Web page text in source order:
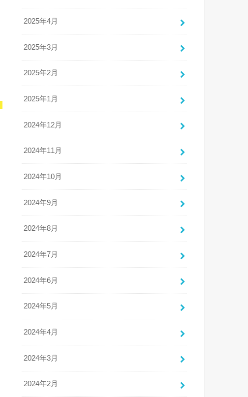
2025年4月
2025年3月
2025年2月
2025年1月
2024年12月
2024年11月
2024年10月
2024年9月
2024年8月
2024年7月
2024年6月
2024年5月
2024年4月
2024年3月
2024年2月